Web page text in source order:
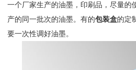
一个厂家生产的油墨，印刷品，尽量的
产的同一批次的油墨。有的包装盒的定
要一次性调好油墨。